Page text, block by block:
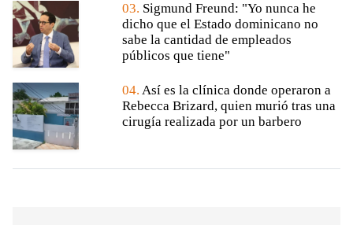
03. Sigmund Freund: "Yo nunca he
dicho que el Estado dominicano no
sabe la cantidad de empleados
públicos que tiene"
04. Así es la clínica donde operaron a
Rebecca Brizard, quien murió tras una
cirugía realizada por un barbero